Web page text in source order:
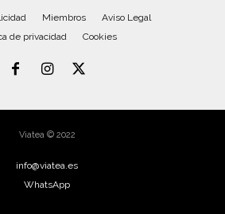
Miembros
Aviso Legal
de privacidad
Cookies
Viatea © 2022
info@viatea.es
WhatsApp